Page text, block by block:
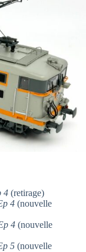
4 (retirage)
4 (nouvelle
4 (nouvelle
5 (nouvelle